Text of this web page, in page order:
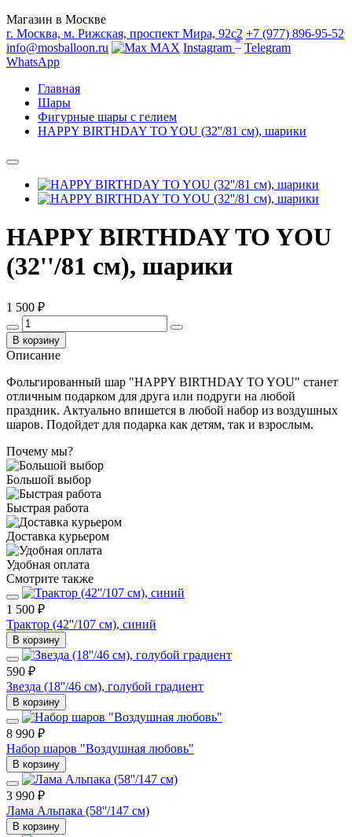
Магазин в Москве
г. Москва, м. Рижская, проспект Мира, 92с2 +7 (977) 896-95-52
info@mosballoon.ru
MAX Instagram * Telegram
WhatsApp
Главная
Шары
Фигурные шары с гелием
HAPPY BIRTHDAY TO YOU (32''/81 см), шарики
HAPPY BIRTHDAY TO YOU
(32''/81 см), шарики
1 500 ₽
В корзину
Описание
Фольгированный шар "HAPPY BIRTHDAY TO YOU" станет
отличным подарком для друга или подруги на любой
праздник. Актуально впишется в любой набор из воздушных
шаров. Подойдет для подарка как детям, так и взрослым.
Почему мы?
Большой выбор
Быстрая работа
Доставка курьером
Удобная оплата
Смотрите также
1 500 ₽
Трактор (42''/107 см), синий
В корзину
590 ₽
Звезда (18''/46 см), голубой градиент
В корзину
8 990 ₽
Набор шаров "Воздушная любовь"
В корзину
3 990 ₽
Лама Альпака (58''/147 см)
В корзину